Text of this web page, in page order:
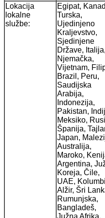
Lokacija
lokalne
službe:
Egipat,
Turska,
Ujedinjeno
Kraljevstvo,
Sjedinjene
Države, Italija,
Njemačka,
Vijetnam,
Brazil, Peru,
Saudijska
Arabija,
Indonezija,
Pakistan,
Meksiko,
Španija,
Japan,
Australija,
Maroko,
Argentina,
Koreja, Čile,
UAE,
Alžir, Šri
Rumunjska,
Bangladeš,
Južna Afrika,